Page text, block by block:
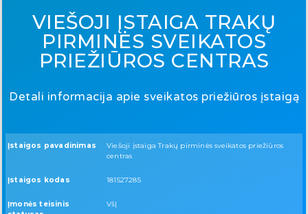
VIEŠOJI ĮSTAIGA TRAKŲ
PIRMINĖS SVEIKATOS
PRIEŽIŪROS CENTRAS
Detali informacija apie sveikatos priežiūros įstaigą
Įstaigos pavadinimas
Viešoji įstaiga Trakų pirminės sveikatos priežiūros
centras
Įstaigos kodas 181527285
Įmonės teisinis
VšĮ